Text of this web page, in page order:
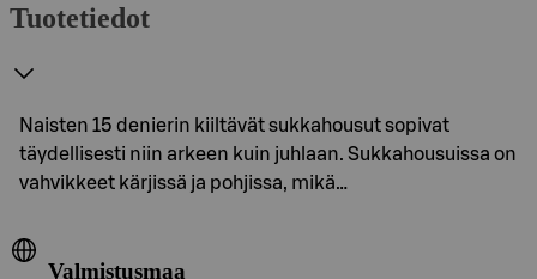
Tuotetiedot
Naisten 15 denierin kiiltävät sukkahousut sopivat
täydellisesti niin arkeen kuin juhlaan. Sukkahousuissa on
vahvikkeet kärjissä ja pohjissa, mikä…
Valmistusmaa